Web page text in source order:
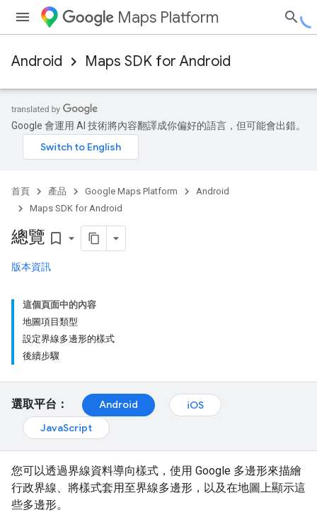
Maps Platform
Android Maps SDK for Android
Google 會運用 AI 技術將內容翻譯成你偏好的語言，但可能會出錯。
首頁 產品 Google Maps Platform
Android
Maps SDK for Android
總覽 bookmark_border
版本資訊
這個頁面中的內容
地圖項目類型
設定界線多邊形的樣式
後續步驟
選取平台： Android
iOS
JavaScript
您可以透過界線資料導向樣式，使用 Google 多邊形來描繪
行政界線、將樣式套用至界線多邊形，以及在地圖上顯示這
些多邊形。